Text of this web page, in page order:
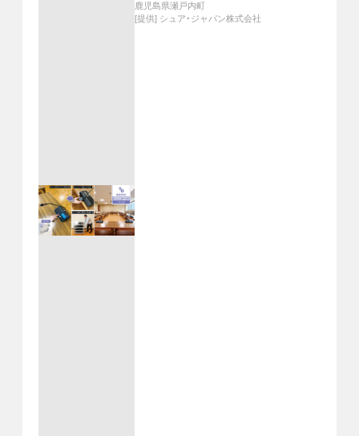
鹿児島県瀬戸内町
[提供] シュア・ジャパン株式会社